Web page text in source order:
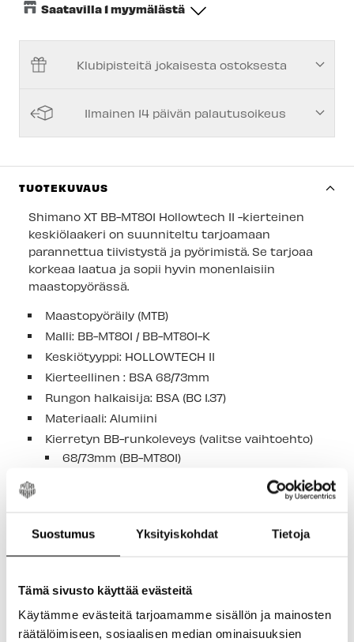
Suostumus Yksityiskohdat Tietoja
Tämä sivusto käyttää evästeitä
Käytämme evästeitä tarjoamamme sisällön ja mainosten
räätälöimiseen, sosiaalisen median ominaisuuksien
Saatavilla 1 myymälästä
Keskusvarasto-Saatavilla
Espoon Myymälä-Tilapäisesti loppu
Imatran myymälä
Jyväskylän myymälä- Tilapäisesti loppu
Lappeenrannan myymälä-Tilapäisesti loppu
Klubipisteitä jokaisesta ostoksesta
Ilmainen 14 päivän palautusoikeus
TUOTEKUVAUS
Shimano XT BB-MT801 Hollowtech II -kierteinen
keskiölaakeri on suunniteltu tarjoamaan
parannettua tiivistystä ja pyörimistä. Se tarjoaa
korkeaa laatua ja sopii hyvin monenlaisiin
maastopyörässä.
Maastopyöräily (MTB)
Malli: BB-MT801 / BB-MT801-K
Keskiötyyppi: HOLLOWTECH II
Kierteellinen : BSA 68/73mm
Rungon halkaisija: BSA (BC 1.37)
Materiaali: Alumiini
Kierretyn BB-runkoleveys (valitse vaihtoehto)
68/73mm (BB-MT801)
68/73mm ketjukoteloa varten (BB-MT801-K)
YHTEENSOPIVUUS
FC-T8000